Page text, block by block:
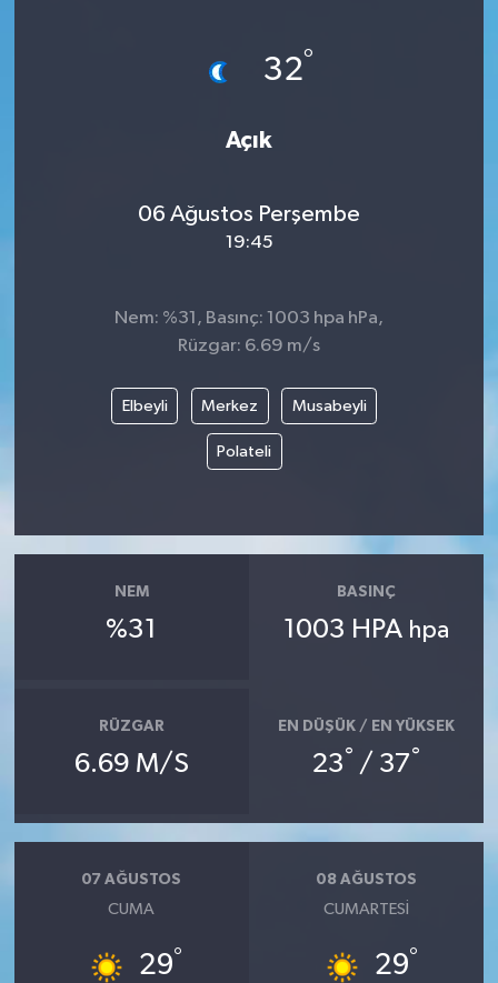
32°
Açık
06 Ağustos Perşembe
19:45
Nem: %31, Basınç: 1003 hpa hPa,
Rüzgar: 6.69 m/s
Elbeyli Merkez Musabeyli
Polateli
NEM
%31
BASINÇ
1003 HPA hpa
RÜZGAR
6.69 M/S
EN DÜŞÜK / EN YÜKSEK
23° / 37°
07 AĞUSTOS
CUMA
29°
08 AĞUSTOS
CUMARTESI
29°